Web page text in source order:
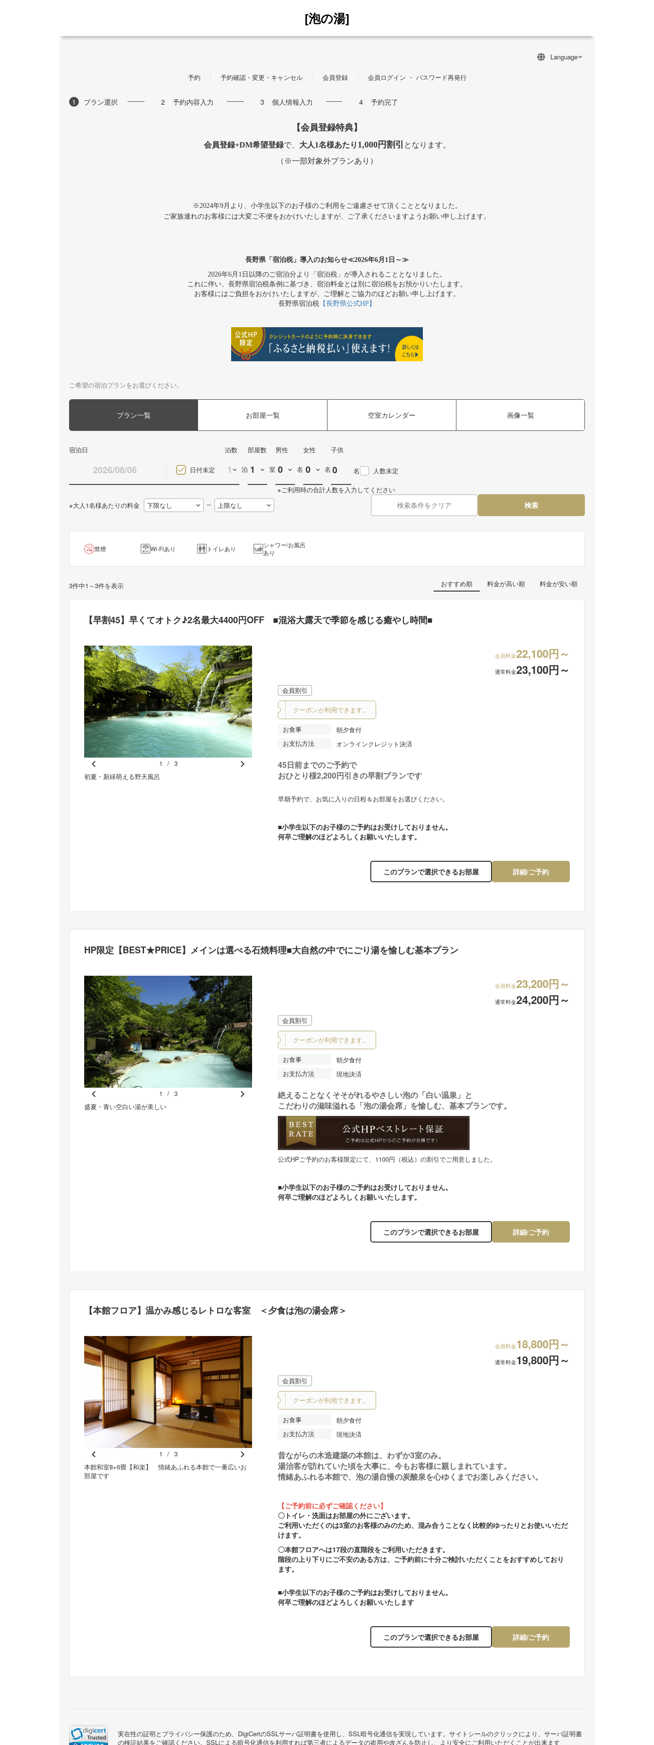
[泡の湯]
予約 予約確認・変更・キャンセル 会員登録 会員ログイン ・ パスワード再発行
1 プラン選択 2 予約内容入力 3 個人情報入力 4 予約完了
【会員登録特典】
会員登録+DM希望登録で、 大人1名様あたり 1,000円割引 となります。
（※一部対象外プランあり）
※2024年9月より、小学生以下のお子様のご利用をご遠慮させて頂くこととなりました。
ご家族連れのお客様には大変ご不便をおかけいたしますが、ご了承くださいますようお願い申し上げます。
長野県「宿泊税」導入のお知らせ≪2026年6月1日～≫
2026年6月1日以降のご宿泊分より「宿泊税」が導入されることとなりました。
これに伴い、長野県宿泊税条例に基づき、宿泊料金とは別に宿泊税をお預かりいたします。
お客様にはご負担をおかけいたしますが、ご理解とご協力のほどお願い申し上げます。
長野県宿泊税 【長野県公式HP】
ご希望の宿泊プランをお選びください。
プラン一覧 お部屋一覧 空室カレンダー 画像一覧
宿泊日
日付未定
泊数
泊
部屋数
室
男性
名
女性
名
子供
名 人数未定
※ご利用時の合計人数を入力してください
※大人1名様あたりの料金
～ 検索条件をクリア 検索
禁煙 Wi-Fiあり トイレあり
シャワー/お風呂
あり
おすすめ順 料金が高い順 料金が安い順
3件中1～3件を表示
【早割45】早くてオトク♪2名最大4400円OFF ■混浴大露天で季節を感じる癒やし時間■
Pr
初夏・新緑萌える野天風呂 内湯。あつ湯とぬる湯がございます。 夏のご夕食一例。板長が心を込めて作ったお料理の数々。
1 / 3
会員料金22,100円～
通常料金23,100円～
会員割引
クーポンが利用できます。
お食事
朝夕食付
お支払方法
オンラインクレジット決済
45日前までのご予約で
おひとり様2,200円引きの早割プランです
早期予約で、お気に入りの日程＆お部屋をお選びください。
■小学生以下のお子様のご予約はお受けしておりません。
何卒ご理解のほどよろしくお願いいたします。
詳細/ご予約
このプランで選択できるお部屋
HP限定【BEST★PRICE】メインは選べる石焼料理■大自然の中でにごり湯を愉しむ基本プラン
Pr
盛夏・青い空白い湯が美しい
メインの石焼料理。「霜降り黒毛和牛」は上質な脂がとろ
り口に広がります。
夏のご夕食一例。板長が心を込めて作ったお料理の数々。
1 / 3
会員料金23,200円～
通常料金24,200円～
会員割引
クーポンが利用できます。
お食事
朝夕食付
お支払方法
現地決済
絶えることなくそそがれるやさしい泡の「白い温泉」と
こだわりの滋味溢れる「泡の湯会席」を愉しむ、基本プランです。
公式HPご予約のお客様限定にて、1100円（税込）の割引でご用意しました。
■小学生以下のお子様のご予約はお受けしておりません。
何卒ご理解のほどよろしくお願いいたします。
詳細/ご予約
このプランで選択できるお部屋
【本館フロア】温かみ感じるレトロな客室 ＜夕食は泡の湯会席＞
Pr
e
本館和室8+6畳【和楽】 情緒あふれる本館で一番広いお
部屋です
【小梨】本館6+6畳 ≪内湯≫情緒あるひのき風呂でホッとするひとときを
N
1 / 3
会員料金18,800円～
通常料金19,800円～
会員割引
クーポンが利用できます。
お食事
朝夕食付
お支払方法
現地決済
昔ながらの木造建築の本館は、わずか3室のみ。
湯治客が訪れていた頃を大事に、今もお客様に親しまれています。
情緒あふれる本館で、泡の湯自慢の炭酸泉を心ゆくまでお楽しみください。
【ご予約前に必ずご確認ください】
〇トイレ・洗面はお部屋の外にございます。
ご利用いただくのは3室のお客様のみのため、混み合うことなく比較的ゆったりとお使いいただ
けます。
〇本館フロアへは17段の直階段をご利用いただきます。
階段の上り下りにご不安のある方は、ご予約前に十分ご検討いただくことをおすすめしており
ます。
■小学生以下のお子様のご予約はお受けしておりません。
何卒ご理解のほどよろしくお願いいたします
詳細/ご予約
このプランで選択できるお部屋
実在性の証明とプライバシー保護のため、DigiCertのSSLサーバ証明書を使用し、SSL暗号化通信を実現しています。サイトシールのクリックにより、サーバ証明書
の検証結果をご確認ください。SSLによる暗号化通信を利用すれば第三者によるデータの盗用や改ざんを防止し、より安全にご利用いただくことが出来ます